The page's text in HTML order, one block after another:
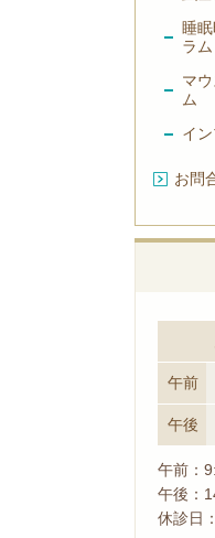
睡
ラム
マ
ム
イ
お問
午前
午後
午前：
午後：
休診日